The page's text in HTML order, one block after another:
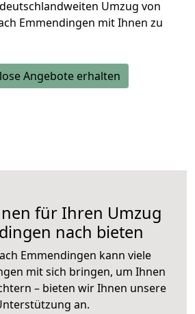
Umzug von
Emmendingen mit Ihnen zu
Angebote erhalten
für Ihren Umzug
nach bieten
Emmendingen kann viele
mit sich bringen, um Ihnen
– bieten wir Ihnen unsere
an.